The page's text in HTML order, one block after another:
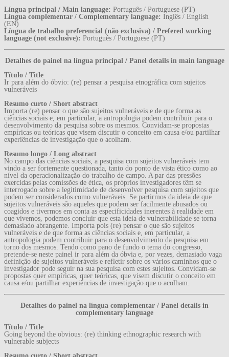
Língua principal / Main language: Português / Portuguese (PT)
Língua complementar / Complementary language: Inglês / English
(EN)
Língua de trabalho preferencial (não exclusiva) / Prefered working
language (not exclusive): Português / Portuguese (PT)
Detalhes do painel na língua principal / Panel details in main language
Título / Title
Ir para além do óbvio: (re) pensar a pesquisa etnográfica com sujeitos
vulneráveis
Resumo curto / Short abstract
Importa (re) pensar o que são sujeitos vulneráveis e de que forma as
ciências sociais e, em particular, a antropologia podem contribuir para o
desenvolvimento da pesquisa sobre os mesmos. Convidam-se propostas
empíricas ou teóricas que visem discutir o conceito em causa e/ou partilhar
experiências de investigação que o acolham.
Resumo longo / Long abstract
No campo das ciências sociais, a pesquisa com sujeitos vulneráveis tem
vindo a ser fortemente questionada, tanto do ponto de vista ético como ao
nível da operacionalização do trabalho de campo. A par das pressões
exercidas pelas comissões de ética, os próprios investigadores têm se
interrogado sobre a legitimidade de desenvolver pesquisa com sujeitos que
podem ser considerados como vulneráveis. Se partirmos da ideia de que
sujeitos vulneráveis são aqueles que podem ser facilmente abusados ou
coagidos e tivermos em conta as especificidades inerentes à realidade em
que vivemos, podemos concluir que esta ideia de vulnerabilidade se torna
demasiado abrangente. Importa pois (re) pensar o que são sujeitos
vulneráveis e de que forma as ciências sociais e, em particular, a
antropologia podem contribuir para o desenvolvimento da pesquisa em
torno dos mesmos. Tendo como pano de fundo o tema do congresso,
pretende-se neste painel ir para além da óbvia e, por vezes, demasiado vaga
definição de sujeitos vulneráveis e refletir sobre os vários caminhos que o
investigador pode seguir na sua pesquisa com estes sujeitos. Convidam-se
propostas quer empíricas, quer teóricas, que visem discutir o conceito em
causa e/ou partilhar experiências de investigação que o acolham.
Detalhes do painel na língua complementar / Panel details in
complementary language
Título / Title
Going beyond the obvious: (re) thinking ethnographic research with
vulnerable subjects